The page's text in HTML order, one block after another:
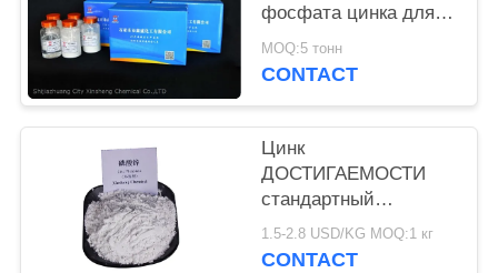
фосфата цинка для
экологически чистых
антикоррозионных
MOQ:5 тонн
CONTACT
Цинк
ДОСТИГАЕМОСТИ
стандартный
Фосфатинг химикаты,
антикоррозийное
1.5-2.8 USD/KG MOQ:1 кг
CONTACT